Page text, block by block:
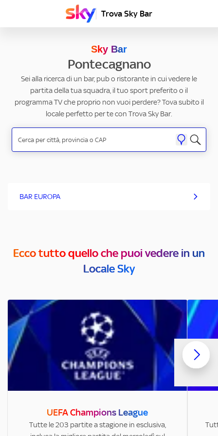
Trova Sky Bar
Sky Bar
Pontecagnano
Sei alla ricerca di un bar, pub o ristorante in cui vedere le
partita della tua squadra, il tuo sport preferito o il
programma TV che proprio non vuoi perdere? Tova subito il
locale perfetto per te con Trova Sky Bar.
BAR EUROPA
Ecco tutto quello che puoi vedere in un
Locale Sky
UEFA Champions League
Tutte le 203 partite a stagione in esclusiva,